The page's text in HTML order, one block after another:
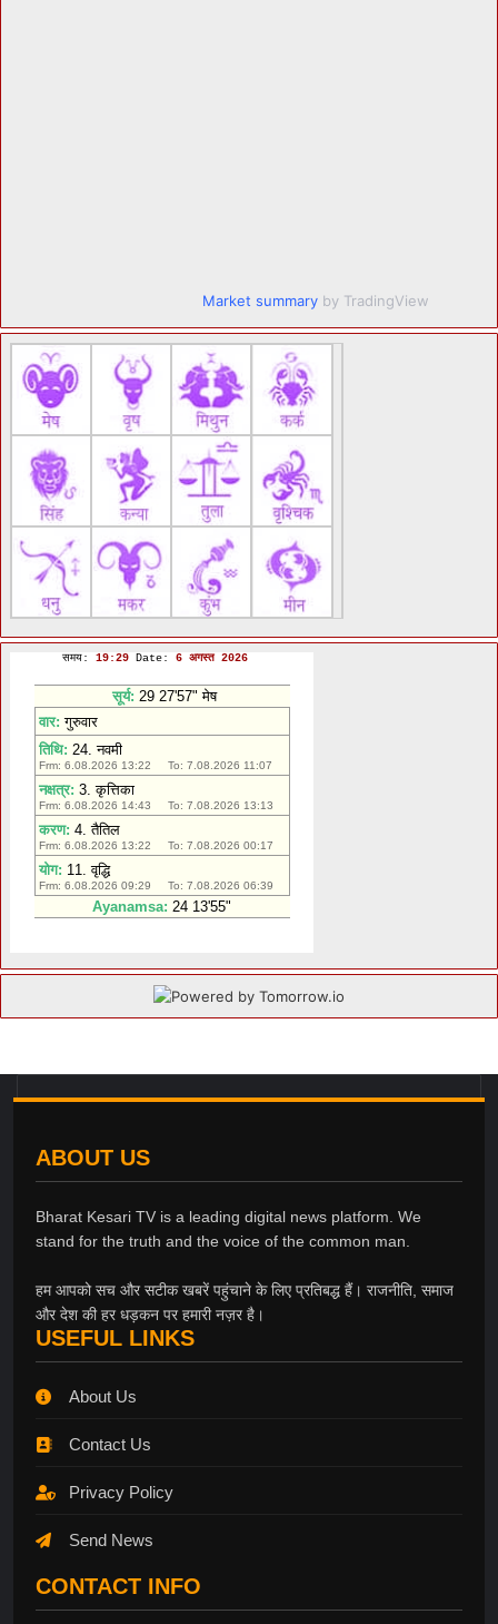
Market summary by TradingView
ABOUT US
Bharat Kesari TV is a leading digital news platform. We
stand for the truth and the voice of the common man.
हम आपको सच और सटीक खबरें पहुंचाने के लिए प्रतिबद्ध हैं। राजनीति, समाज
और देश की हर धड़कन पर हमारी नज़र है।
USEFUL LINKS
About Us
Contact Us
Privacy Policy
Send News
CONTACT INFO